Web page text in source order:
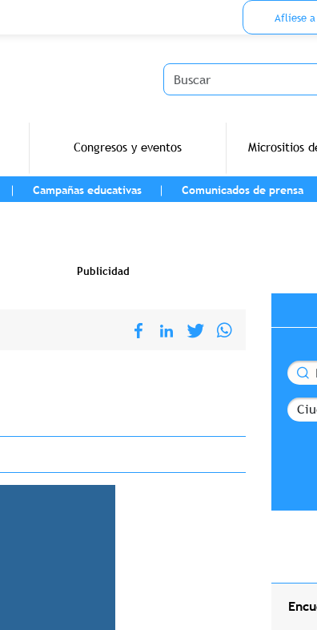
Menu Top
Aflíese a
Buscar
Congresos y eventos Micrositios
Campañas educativas Comunicados de prensa
Publicidad